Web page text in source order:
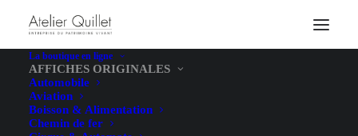
La boutique en ligne
AFFICHES ORIGINALES
Automobile
Aviation
Boisson & Alimentation
Chemin de fer